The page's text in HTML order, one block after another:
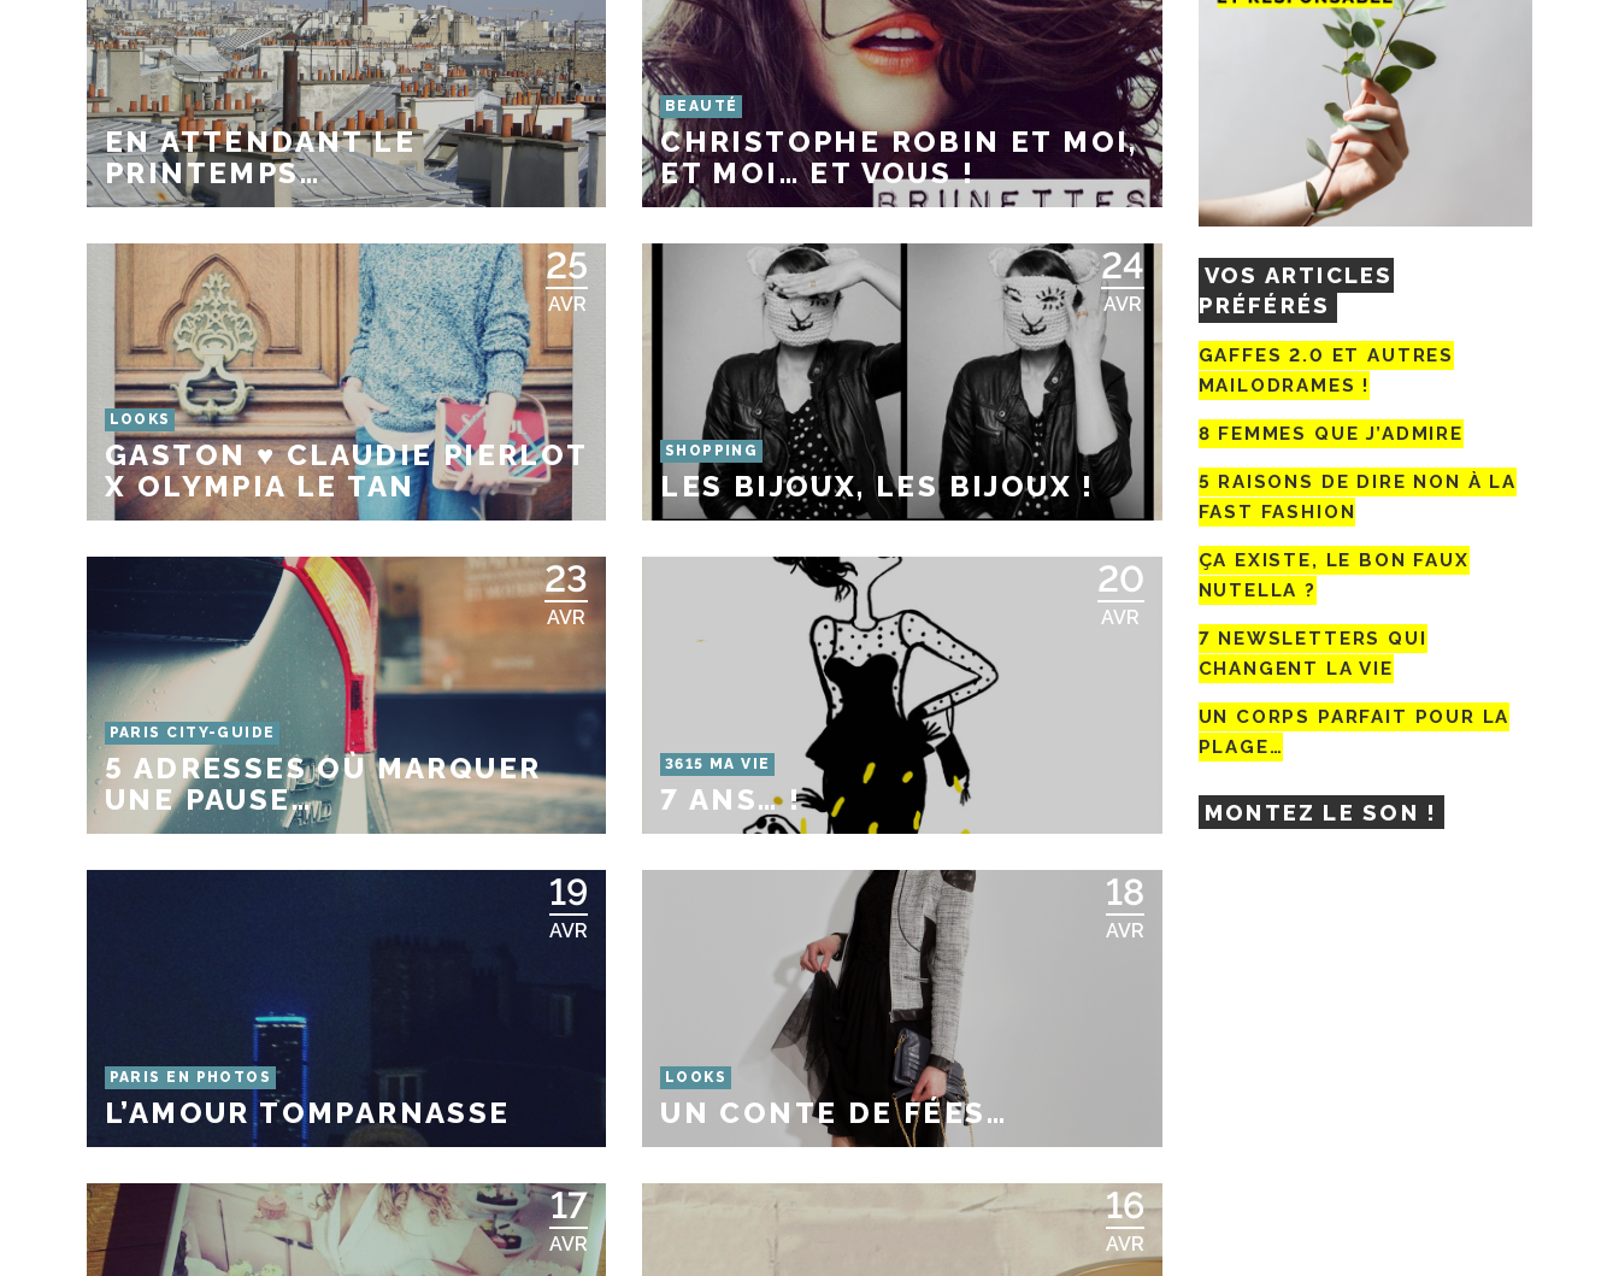
EN ATTENDANT LE
PRINTEMPS…
BEAUTÉ
CHRISTOPHE ROBIN ET MOI,
ET MOI… ET VOUS !
25
AVR
LOOKS
GASTON ♥ CLAUDIE PIERLOT
X OLYMPIA LE TAN
24
AVR
SHOPPING
LES BIJOUX, LES BIJOUX !
23
AVR
PARIS CITY-GUIDE
5 ADRESSES OÙ MARQUER
UNE PAUSE…
20
AVR
3615 MA VIE
7 ANS… !
19
AVR
PARIS EN PHOTOS
L’AMOUR TOMPARNASSE
18
AVR
LOOKS
UN CONTE DE FÉES…
17
AVR
16
AVR
VOS ARTICLES
PRÉFÉRÉS
GAFFES 2.0 ET AUTRES
MAILODRAMES !
8 FEMMES QUE J’ADMIRE
5 RAISONS DE DIRE NON À LA
FAST FASHION
ÇA EXISTE, LE BON FAUX
NUTELLA ?
7 NEWSLETTERS QUI
CHANGENT LA VIE
UN CORPS PARFAIT POUR LA
PLAGE…
MONTEZ LE SON !